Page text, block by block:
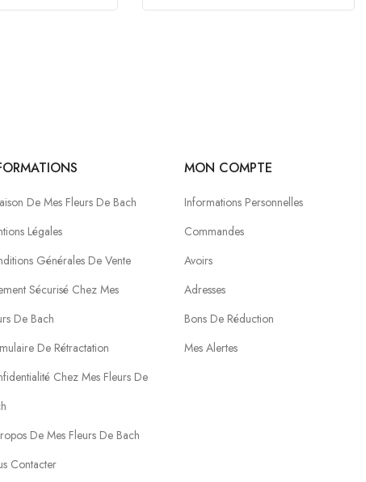
De Mes Fleurs De Bach
Légales
Générales De Vente
Sécurisé Chez Mes
De Bach
De Rétractation
Chez Mes Fleurs De
De Mes Fleurs De Bach
Contacter
MON COMPTE
Informations Personnelles
Commandes
Avoirs
Adresses
Bons De Réduction
Mes Alertes